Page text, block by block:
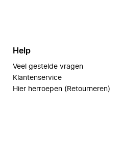
Help
Veel gestelde vragen
Klantenservice
Hier herroepen (Retourneren)